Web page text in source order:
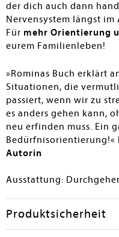
der dich auch dann
Nervensystem längst im
Für mehr Orientierung
eurem Familienleben!
»Rominas Buch erklärt
Situationen, die
passiert, wenn wir zu
es anders gehen kann,
neu erfinden muss. Ein
Bedürfnisorientierung!«
Autorin
Ausstattung:
Produktsicherheit